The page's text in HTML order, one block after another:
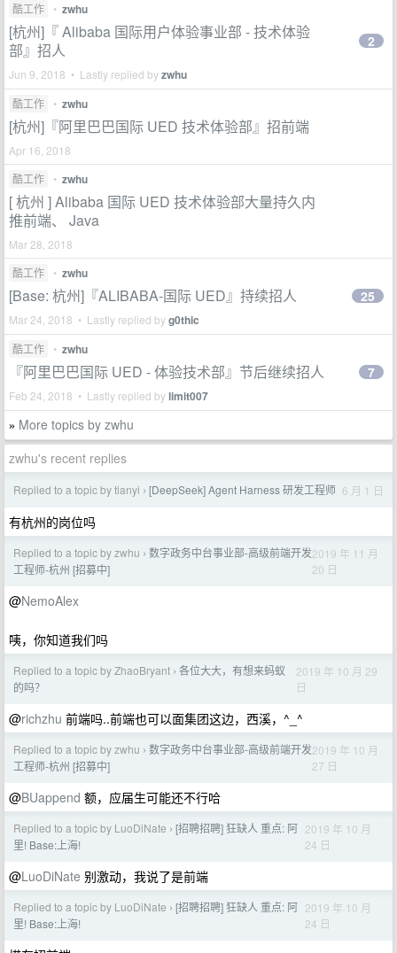
酷工作
• zwhu
[杭州]『 Alibaba 国际用户体验事业部 - 技术体验
部』招人
Jun 9, 2018 • Lastly replied byzwhu
2
酷工作 • zwhu
[杭州]『阿里巴巴国际 UED 技术体验部』招前端
Apr 16, 2018
酷工作
• zwhu
[ 杭州 ] Alibaba 国际 UED 技术体验部大量持久内
推前端、 Java
Mar 28, 2018
酷工作
• zwhu
[Base: 杭州]『ALIBABA-国际 UED』持续招人
Mar 24, 2018 • Lastly replied byg0thic
25
酷工作 • zwhu
『阿里巴巴国际 UED - 体验技术部』节后继续招人
Feb 24, 2018 • Lastly replied bylimit007
7
» More topics by zwhu
zwhu's recent replies
Replied to a topic by tianyi › [DeepSeek] Agent Harness 研发工程师 6 月 1 日
有杭州的岗位吗
Replied to a topic by zwhu › 数字政务中台事业部-高级前端开发
工程师-杭州 [招募中]
2019 年 11 月
20 日
@NemoAlex
咦，你知道我们吗
Replied to a topic by ZhaoBryant › 各位大大，有想来蚂蚁
的吗？
2019 年 10 月 29
日
@richzhu 前端吗..前端也可以面集团这边，西溪，^_^
Replied to a topic by zwhu › 数字政务中台事业部-高级前端开发
工程师-杭州 [招募中]
2019 年 10 月
27 日
@BUappend 额，应届生可能还不行哈
Replied to a topic by LuoDiNate › [招聘招聘] 狂缺人 重点: 阿
里! Base:上海!
2019 年 10 月
24 日
@LuoDiNate 别激动，我说了是前端
Replied to a topic by LuoDiNate › [招聘招聘] 狂缺人 重点: 阿
里! Base:上海!
2019 年 10 月
24 日